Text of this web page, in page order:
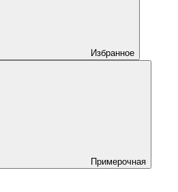
Избранное
Примерочная